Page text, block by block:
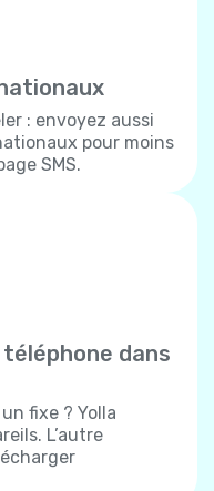
: envoyez aussi
pour moins
SMS.
dans
fixe ? Yolla
L’autre